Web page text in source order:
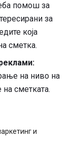
помош за
за
која
сметка.
на ниво на
сметката.
и